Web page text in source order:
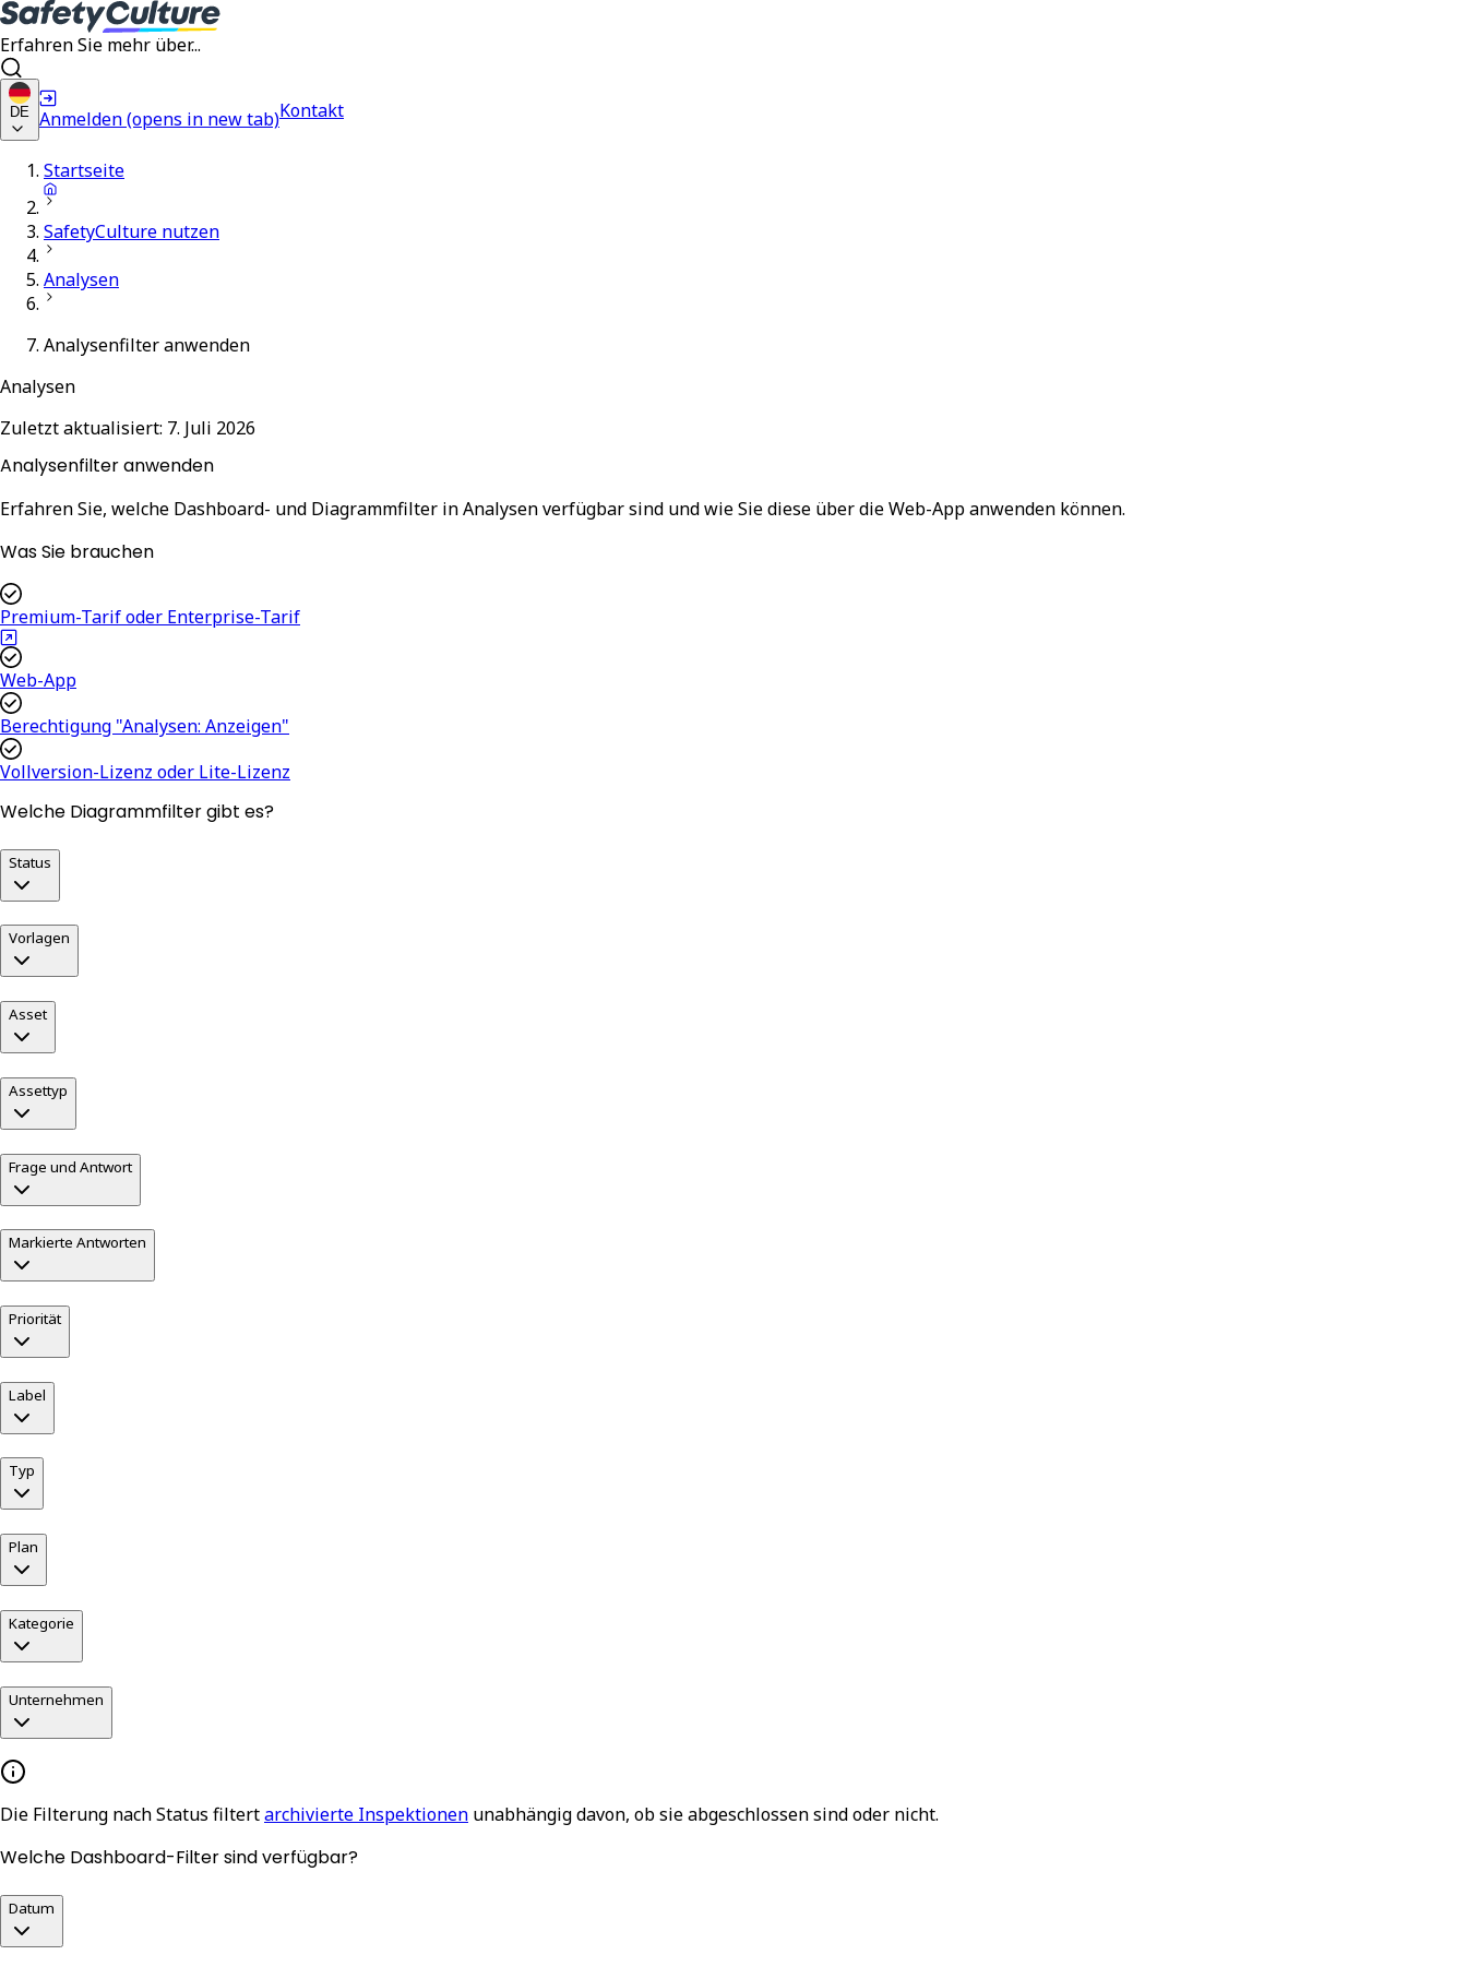
Erfahren Sie mehr über...
DE Anmelden(opens in new tab)Kontakt
Startseite
SafetyCulture nutzen
Analysen
Analysenfilter anwenden
Analysen
Zuletzt aktualisiert: 7. Juli 2026
Analysenfilter anwenden
Erfahren Sie, welche Dashboard- und Diagrammfilter in Analysen verfügbar sind und wie Sie diese über die Web-App anwenden können.
Was Sie brauchen
Premium-Tarif oder Enterprise-Tarif
Web-App
Berechtigung "Analysen: Anzeigen"
Vollversion-Lizenz oder Lite-Lizenz
Welche Diagrammfilter gibt es?
Status
Vorlagen
Asset
Assettyp
Frage und Antwort
Markierte Antworten
Priorität
Label
Typ
Plan
Kategorie
Unternehmen
Die Filterung nach Status filtertarchivierte Inspektionen unabhängig davon, ob sie abgeschlossen sind oder nicht.
Welche Dashboard-Filter sind verfügbar?
Datum